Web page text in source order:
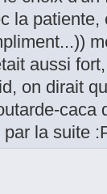
la
aussi
on dirait
caca
la suite